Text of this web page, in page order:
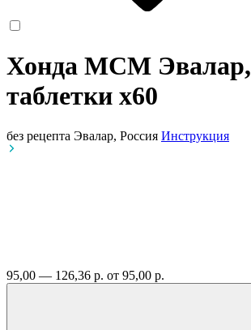
Хонда МСМ Эвалар,
таблетки x60
без рецепта Эвалар, Россия Инструкция
95,00 — 126,36 р. от 95,00 р.